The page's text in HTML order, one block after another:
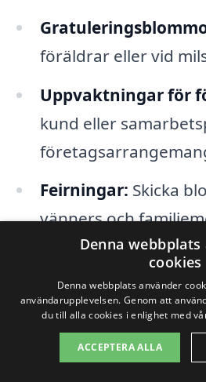
föräldrar eller vid
Uppvaktningar för
kund eller
Feirningar: Skicka
vänners och
prestationer.
Som en gåva:
för att visa att du
Festligheter:
Denna
cookies
Denna webbplats använder
användarupplevelsen. Genom att
du till alla cookies i enlighet med
ACCEPTERA ALLA